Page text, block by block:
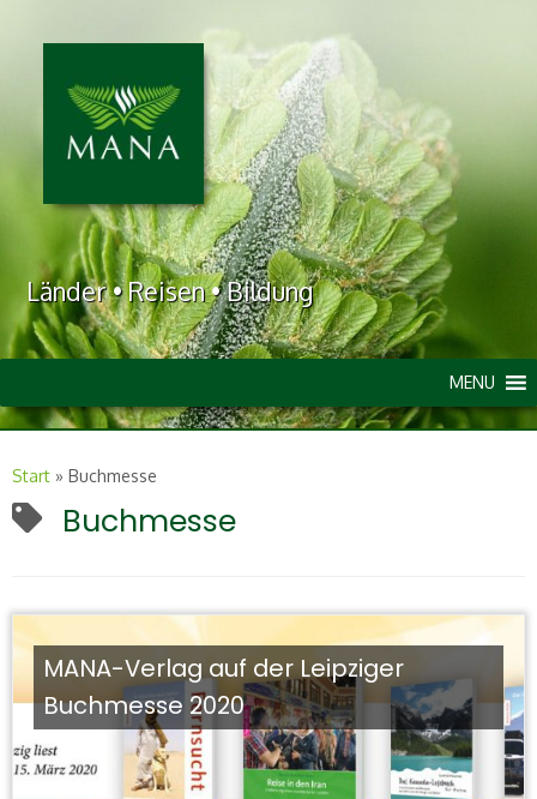
Länder • Reisen • Bildung
MENU
Start » Buchmesse
Buchmesse
MANA-Verlag auf der Leipziger
Buchmesse 2020